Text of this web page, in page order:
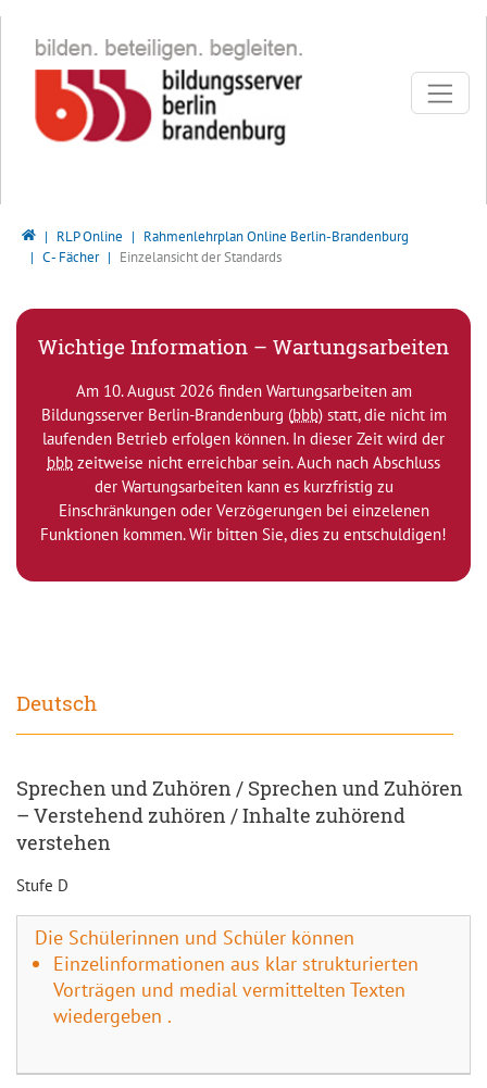
Bildungsserver Berlin - Brandenburg
RLP Online
Rahmenlehrplan Online Berlin-Brandenburg
C - Fächer
Einzelansicht der Standards
Wichtige Information – Wartungsarbeiten
Am 10. August 2026 finden Wartungsarbeiten am
Bildungsserver Berlin-Brandenburg (bbb) statt, die nicht im
laufenden Betrieb erfolgen können. In dieser Zeit wird der
bbb zeitweise nicht erreichbar sein. Auch nach Abschluss
der Wartungsarbeiten kann es kurzfristig zu
Einschränkungen oder Verzögerungen bei einzelenen
Funktionen kommen. Wir bitten Sie, dies zu entschuldigen!
Deutsch
Sprechen und Zuhören / Sprechen und Zuhören
– Verstehend zuhören / Inhalte zuhörend
verstehen
Stufe D
Die Schülerinnen und Schüler können
Einzelinformationen aus klar strukturierten
Vorträgen und medial vermittelten Texten
wiedergeben .